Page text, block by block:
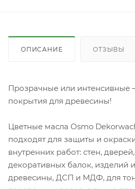
ОПИСАНИЕ ОТЗЫВЫ
Прозрачные или интенсивные
покрытия для древесины!
Цветные масла Osmo
подходят для защиты и
внутренних работ: стен,
декоративных балок, изделий
древесины, ДСП и МДФ, для